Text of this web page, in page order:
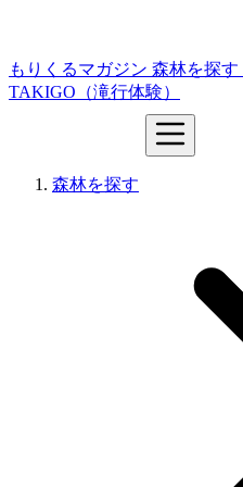
もりくるマガジン 森林を探す
TAKIGO（滝行体験）
森林を探す